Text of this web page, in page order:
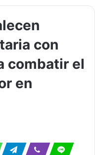
con
combatir el
en